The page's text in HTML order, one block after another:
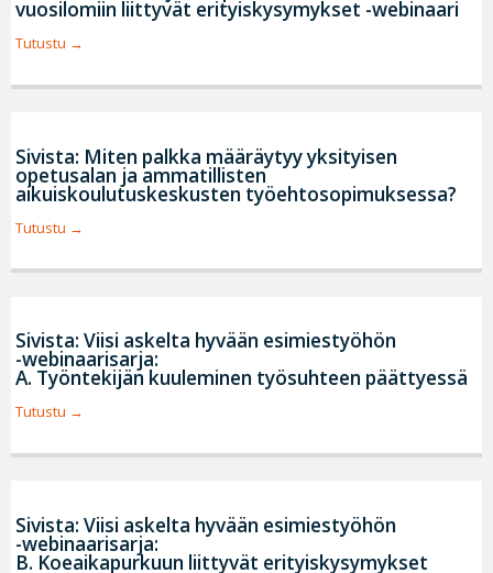
vuosilomiin liittyvät erityiskysymykset -webinaari
Tutustu
Sivista: Miten palkka määräytyy yksityisen
opetusalan ja ammatillisten
aikuiskoulutuskeskusten työehtosopimuksessa?
Tutustu
Sivista: Viisi askelta hyvään esimiestyöhön
-webinaarisarja:
A. Työntekijän kuuleminen työsuhteen päättyessä
Tutustu
Sivista: Viisi askelta hyvään esimiestyöhön
-webinaarisarja:
B. Koeaikapurkuun liittyvät erityiskysymykset